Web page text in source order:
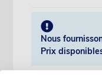
Nous
Prix